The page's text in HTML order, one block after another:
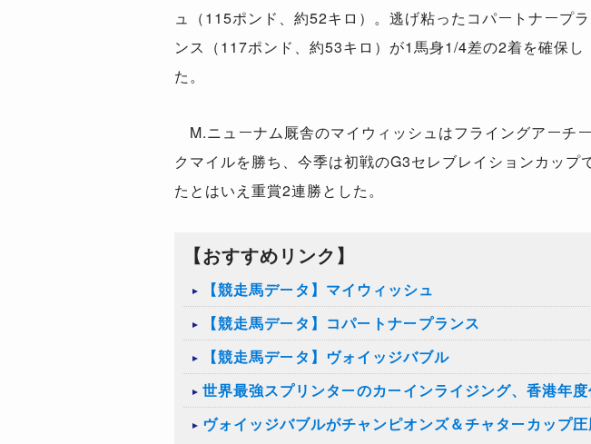
ュ（115ポンド、約52キロ）。逃げ粘ったコパートナープラ
ンス（117ポンド、約53キロ）が1馬身1/4差の2着を確保し
た。
M.ニューナム厩舎のマイウィッシュはフライングアーチ
クマイルを勝ち、今季は初戦のG3セレブレイションカッ
たとはいえ重賞2連勝とした。
【おすすめリンク】
【競走馬データ】マイウィッシュ
【競走馬データ】コパートナープランス
【競走馬データ】ヴォイッジバブル
世界最強スプリンターのカーインライジング、香港年
ヴォイッジバブルがチャンピオンズ＆チャターカップ